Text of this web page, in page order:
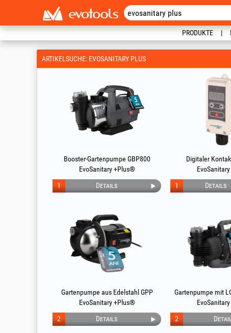
PRODUKTE
ARTIKELSUCHE: EVOSANITARY PLUS
Booster-Gartenpumpe GBP800
EvoSanitary +Plus®
Details
1
Digitaler
Details
1
Gartenpumpe aus Edelstahl GPP
EvoSanitary +Plus®
Details
2
Gartenpumpe mit
2